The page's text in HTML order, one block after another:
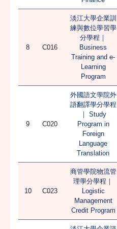
8 C016
淡江大學企業訓
練與數位學習學
分學程｜
Business
Training and e-
Learning
Program
9 C020
外國語文學院外
語翻譯學分學程
｜ Study
Program in
Foreign
Language
Translation
10 C023
商管學院物流管
理學分學程｜
Logistic
Management
Credit Program